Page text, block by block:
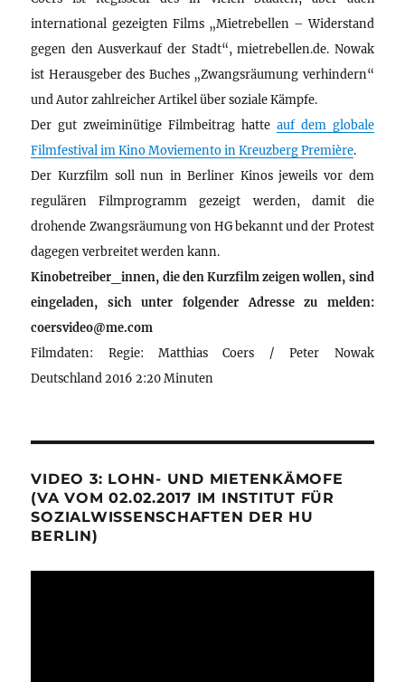
international gezeigten Films „Mietrebellen – Widerstand
gegen den Ausverkauf der Stadt“, mietrebellen.de. Nowak
ist Herausgeber des Buches „Zwangsräumung verhindern“
und Autor zahlreicher Artikel über soziale Kämpfe.
Der gut zweiminütige Filmbeitrag hatte auf dem globale
Filmfestival im Kino Moviemento in Kreuzberg Première.
Der Kurzfilm soll nun in Berliner Kinos jeweils vor dem
regulären Filmprogramm gezeigt werden, damit die
drohende Zwangsräumung von HG bekannt und der Protest
dagegen verbreitet werden kann.
Kinobetreiber_innen, die den Kurzfilm zeigen wollen, sind
eingeladen, sich unter folgender Adresse zu melden:
coersvideo@me.com
Filmdaten: Regie: Matthias Coers / Peter Nowak
Deutschland 2016 2:20 Minuten
VIDEO 3: LOHN- UND MIETENKÄMOFE
(VA VOM 02.02.2017 IM INSTITUT FÜR
SOZIALWISSENSCHAFTEN DER HU
BERLIN)